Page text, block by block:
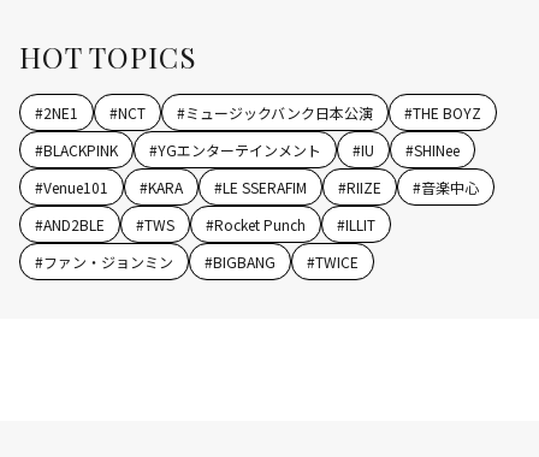
HOT TOPICS
#2NE1 #NCT #ミュージックバンク日本公演 #THE BOYZ
#BLACKPINK #YGエンターテインメント #IU #SHINee
#Venue101 #KARA #LE SSERAFIM #RIIZE #音楽中心
#AND2BLE #TWS #Rocket Punch #ILLIT
#ファン・ジョンミン #BIGBANG #TWICE